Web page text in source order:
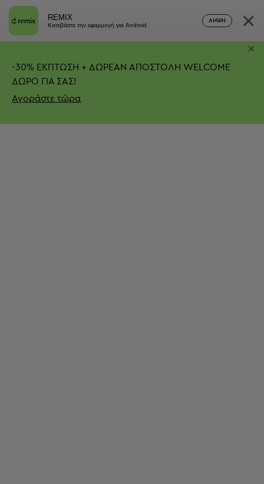
REMIX
Κατεβάστε την εφαρμογή για Android
ΛΉΨΗ ×
-30% ΕΚΠΤΩΣΗ + ΔΩΡΕΑΝ ΑΠΟΣΤΟΛΗ WELCOME
ΔΩΡΟ ΓΙΑ ΣΑΣ!
Αγοράστε τώρα
×